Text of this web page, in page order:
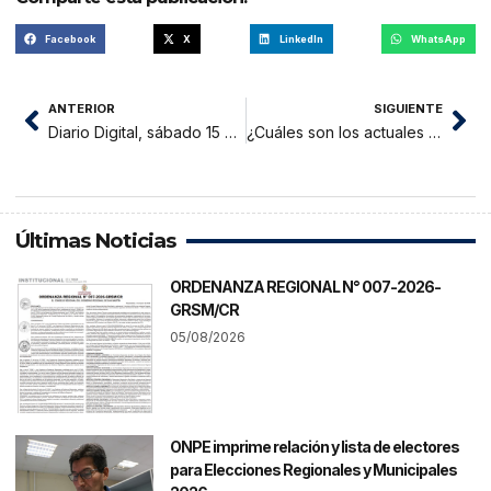
Facebook X LinkedIn WhatsApp
ANTERIOR
Diario Digital, sábado 15 de julio 2023
SIGUIENTE
¿Cuáles son los actuales desafíos ambientales del Perú?
Últimas Noticias
ORDENANZA REGIONAL N° 007-2026-
GRSM/CR
05/08/2026
ONPE imprime relación y lista de electores
para Elecciones Regionales y Municipales